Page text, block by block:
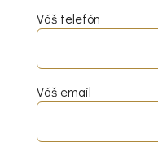
Váš telefón
Váš email